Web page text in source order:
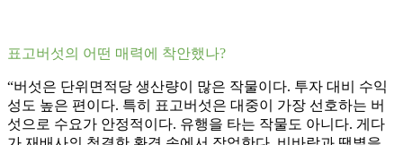
표고버섯의 어떤 매력에 착안했나?
“버섯은 단위면적당 생산량이 많은 작물이다. 투자 대비 수익
성도 높은 편이다. 특히 표고버섯은 대중이 가장 선호하는 버
섯으로 수요가 안정적이다. 유행을 타는 작물도 아니다. 게다